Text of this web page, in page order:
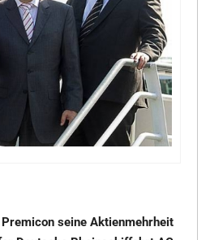
seine Aktienmehrheit